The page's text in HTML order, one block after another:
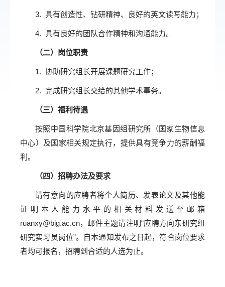
3. 具有创造性、钻研精神、良好的英文读写能力；
4. 具有良好的团队合作精神和沟通能力。
（二）岗位职责
1. 协助研究组长开展课题研究工作；
2. 完成研究组长交给的其他学术事务。
（三）福利待遇
按照中国科学院北京基因组研究所（国家生物信息
中心）及国家相关规定执行，提供具有竞争力的薪酬福
利。
（四）招聘办法及要求
请有意向的应聘者将个人简历、发表论文及其他能
证明本人能力水平的相关材料发送至邮箱
ruanxy@big.ac.cn，邮件主题请注明“应聘方向东研究组
研究实习员岗位”。自本通知发布之日起，符合岗位要求
者均可报名，招聘到合适的人选为止。